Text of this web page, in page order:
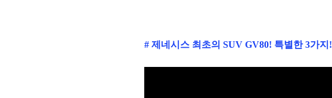
# 제네시스 최초의 SUV GV80! 특별한 3가지!